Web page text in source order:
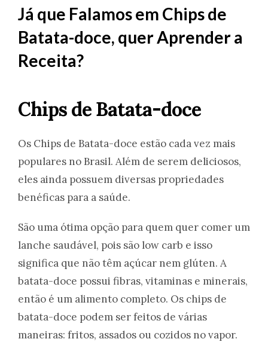
Já que Falamos em Chips de
Batata-doce, quer Aprender a
Receita?
Chips de Batata-doce
Os Chips de Batata-doce estão cada vez mais
populares no Brasil. Além de serem deliciosos,
eles ainda possuem diversas propriedades
benéficas para a saúde.
São uma ótima opção para quem quer comer um
lanche saudável, pois são low carb e isso
significa que não têm açúcar nem glúten. A
batata-doce possui fibras, vitaminas e minerais,
então é um alimento completo. Os chips de
batata-doce podem ser feitos de várias
maneiras: fritos, assados ou cozidos no vapor.